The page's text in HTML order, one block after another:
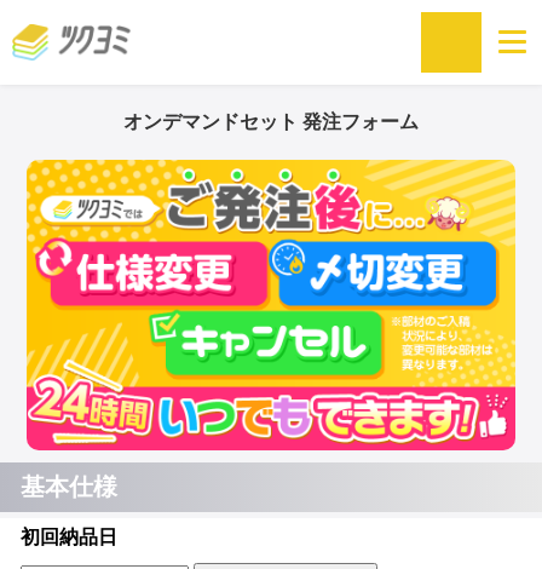
オンデマンドセット 発注フォーム
基本仕様
初回納品日